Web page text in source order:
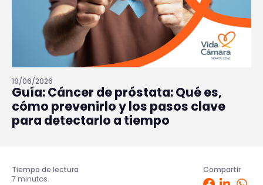
19/06/2026
Guía: Cáncer de próstata: Qué es,
cómo prevenirlo y los pasos clave
para detectarlo a tiempo
Tiempo de lectura
7 minutos.
Compartir